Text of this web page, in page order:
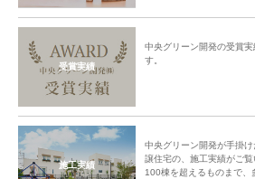
受賞実績
中央グリーン開発の受賞
す。
施工実績
中央グリーン開発が手掛
譲住宅の、施工実績がご
100棟を超えるものまで、